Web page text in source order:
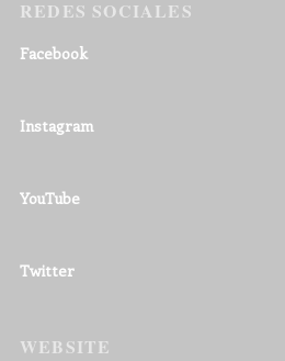
REDES SOCIALES
Facebook
Instagram
YouTube
Twitter
WEBSITE